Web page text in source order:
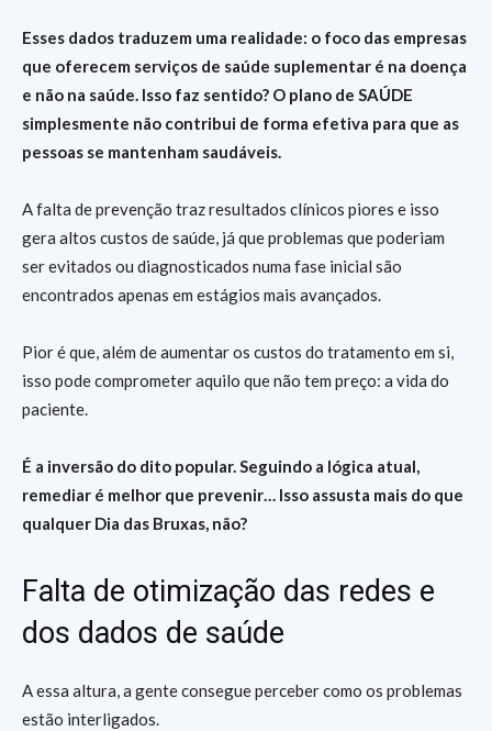
Esses dados traduzem uma realidade: o foco das empresas
que oferecem serviços de saúde suplementar é na doença
e não na saúde. Isso faz sentido? O plano de SAÚDE
simplesmente não contribui de forma efetiva para que as
pessoas se mantenham saudáveis.
A falta de prevenção traz resultados clínicos piores e isso
gera altos custos de saúde, já que problemas que poderiam
ser evitados ou diagnosticados numa fase inicial são
encontrados apenas em estágios mais avançados.
Pior é que, além de aumentar os custos do tratamento em si,
isso pode comprometer aquilo que não tem preço: a vida do
paciente.
É a inversão do dito popular. Seguindo a lógica atual,
remediar é melhor que prevenir… Isso assusta mais do que
qualquer Dia das Bruxas, não?
Falta de otimização das redes e
dos dados de saúde
A essa altura, a gente consegue perceber como os problemas
estão interligados.